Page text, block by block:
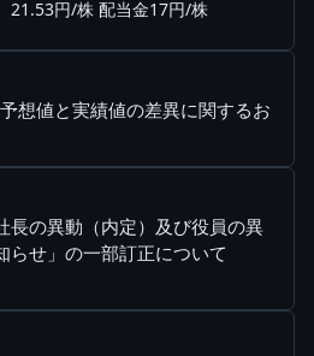
21.53円/株 配当金17円/株
想値と実績値の差異に関するお
長の異動（内定）及び役員の異
らせ」の一部訂正について